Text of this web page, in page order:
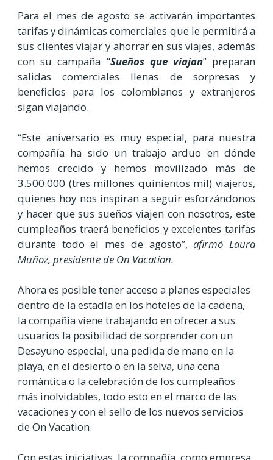
Para el mes de agosto se activarán importantes
tarifas y dinámicas comerciales que le permitirá a
sus clientes viajar y ahorrar en sus viajes, además
con su campaña “Sueños que viajan” preparan
salidas comerciales llenas de sorpresas y
beneficios para los colombianos y extranjeros
sigan viajando.
“Este aniversario es muy especial, para nuestra
compañía ha sido un trabajo arduo en dónde
hemos crecido y hemos movilizado más de
3.500.000 (tres millones quinientos mil) viajeros,
quienes hoy nos inspiran a seguir esforzándonos
y hacer que sus sueños viajen con nosotros, este
cumpleaños traerá beneficios y excelentes tarifas
durante todo el mes de agosto”, afirmó Laura
Muñoz, presidente de On Vacation.
Ahora es posible tener acceso a planes especiales
dentro de la estadía en los hoteles de la cadena,
la compañía viene trabajando en ofrecer a sus
usuarios la posibilidad de sorprender con un
Desayuno especial, una pedida de mano en la
playa, en el desierto o en la selva, una cena
romántica o la celebración de los cumpleaños
más inolvidables, todo esto en el marco de las
vacaciones y con el sello de los nuevos servicios
de On Vacation.